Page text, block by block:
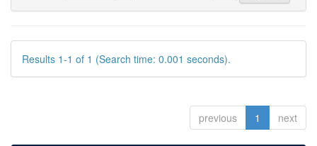
Results 1-1 of 1 (Search time: 0.001 seconds).
previous 1 next